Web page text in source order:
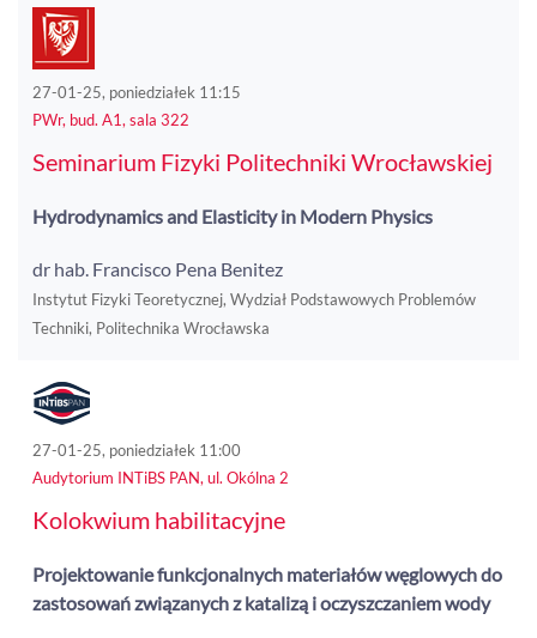
27-01-25, poniedziałek 11:15
PWr, bud. A1, sala 322
Seminarium Fizyki Politechniki Wrocławskiej
Hydrodynamics and Elasticity in Modern Physics
dr hab. Francisco Pena Benitez
Instytut Fizyki Teoretycznej, Wydział Podstawowych Problemów
Techniki, Politechnika Wrocławska
27-01-25, poniedziałek 11:00
Audytorium INTiBS PAN, ul. Okólna 2
Kolokwium habilitacyjne
Projektowanie funkcjonalnych materiałów węglowych do
zastosowań związanych z katalizą i oczyszczaniem wody